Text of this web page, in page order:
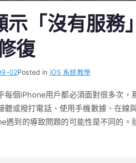
「沒有服務
復
02Posted in iOS 系统教學
每個iPhone用戶都必須面對很多次
聽或撥打電話、使用手機數據、在線
遇到的導致問題的可能性是不同的